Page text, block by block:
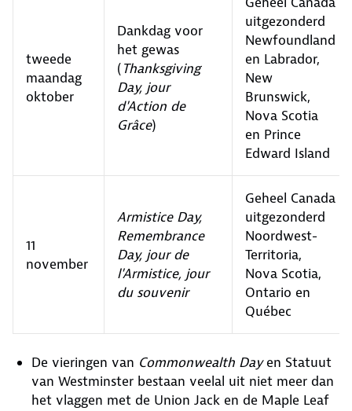
tweede
maandag
oktober
Dankdag voor
het gewas
(Thanksgiving
Day, jour
d'Action de
Grâce)
uitgezonderd
Newfoundland
en Labrador,
New
Brunswick,
Nova Scotia
en Prince
Edward Island
11
november
Armistice Day,
Remembrance
Day, jour de
l'Armistice, jour
du souvenir
Geheel Canada
uitgezonderd
Noordwest-
Territoria,
Nova Scotia,
Ontario en
Québec
De vieringen van Commonwealth Dayen Statuut
van Westminster bestaan veelal uit niet meer dan
het vlaggen met de Union Jack en de Maple Leaf